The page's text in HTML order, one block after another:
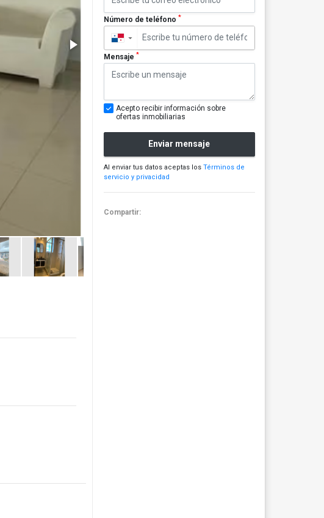
Número de teléfono *
▼
Mensaje *
Acepto recibir información sobre
ofertas inmobiliarias
Enviar mensaje
Al enviar tus datos aceptas los Términos de
servicio y privacidad
Compartir: